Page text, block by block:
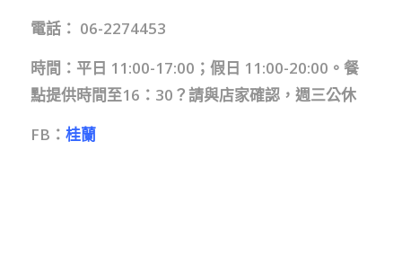
電話： 06-2274453
時間：平日 11:00-17:00； 假日 11:00-20:00。餐
點提供時間至16：30？請與店家確認，週三公休
FB： 桂蘭